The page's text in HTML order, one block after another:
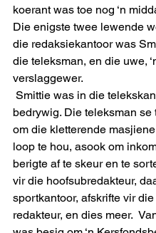
koerant was toe nog ‘n
Die enigste twee lewende
die redaksiekantoor was
die teleksman, en die uwe,
verslaggewer.
Smittie was in die
bedrywig. Die teleksman se
om die kletterende
loop te hou, asook om
berigte af te skeur en te
vir die hoofsubredakteur,
sportkantoor, afskrifte vir
redakteur, en dies meer.